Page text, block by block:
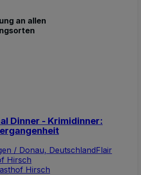
an allen
Dinner - Krimidinner:
/ Donau, DeutschlandFlair
Hirsch
Hirsch